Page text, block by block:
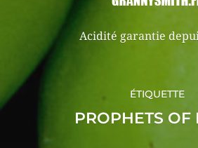
Acidité garantie
ÉTIQUETTE
PROPHETS OF